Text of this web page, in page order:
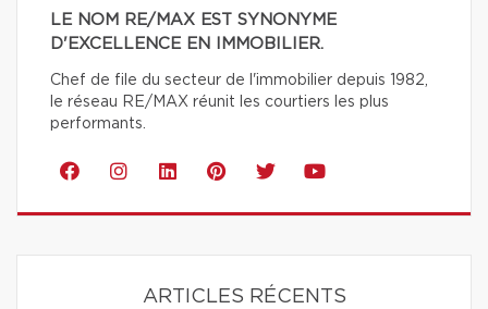
LE NOM RE/MAX EST SYNONYME
D'EXCELLENCE EN IMMOBILIER.
Chef de file du secteur de l'immobilier depuis 1982,
le réseau RE/MAX réunit les courtiers les plus
performants.
ARTICLES RÉCENTS